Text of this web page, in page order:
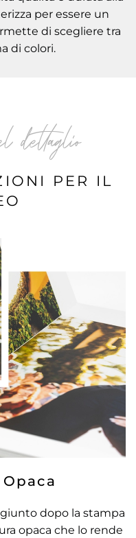
per essere un
di scegliere tra
di colori.
dettaglio
PER IL
dopo la stampa
opaca che lo rende